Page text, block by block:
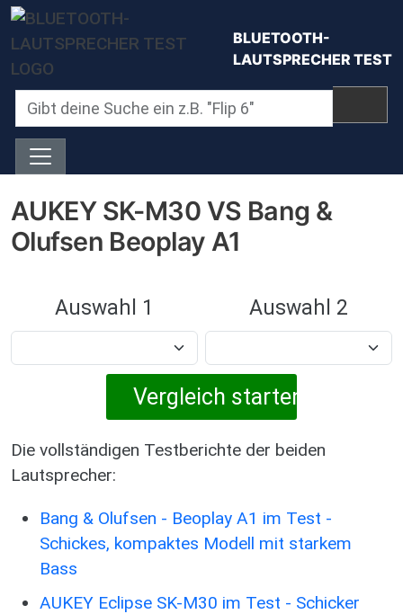
Direkt zum Inhalt
BLUETOOTH-
LAUTSPRECHER TEST
AUKEY SK-M30 VS Bang &
Olufsen Beoplay A1
Auswahl 1 Auswahl 2
Die vollständigen Testberichte der beiden
Lautsprecher:
Bang & Olufsen - Beoplay A1 im Test -
Schickes, kompaktes Modell mit starkem
Bass
AUKEY Eclipse SK-M30 im Test - Schicker